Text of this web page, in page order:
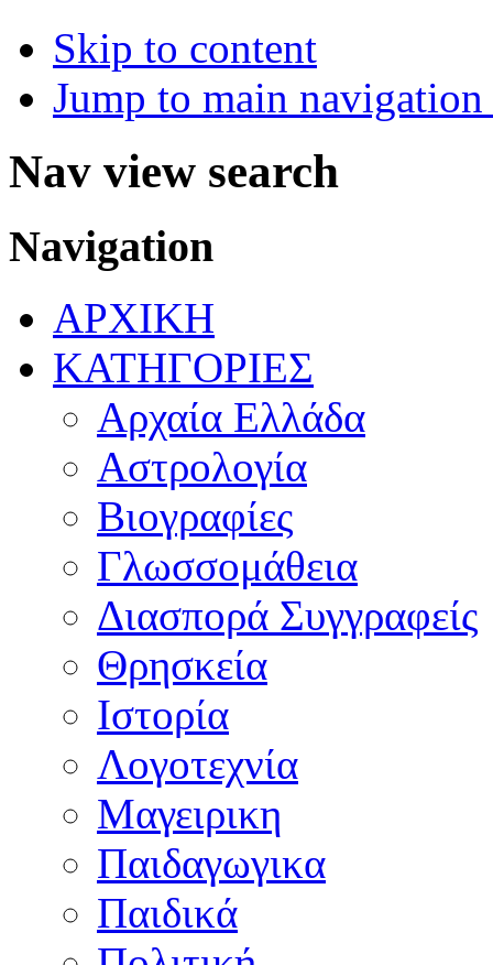
Skip to content
Jump to main
Nav view search
Navigation
ΑΡΧΙΚΗ
ΚΑΤΗΓΟΡΙΕΣ
Αρχαία Ελλάδα
Αστρολογία
Βιογραφίες
Γλωσσομάθεια
Διασπορά Συγγραφείς
Θρησκεία
Ιστορία
Λογοτεχνία
Μαγειρικη
Παιδαγωγικα
Παιδικά